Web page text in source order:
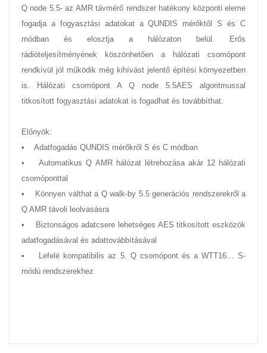
Q node 5.5- az AMR távmérő rendszer hatékony központi eleme
fogadja a fogyasztási adatokat a QUNDIS mérőktől S és C
módban és elosztja a hálózaton belül. Erős
rádióteljesítményének köszönhetően a hálózati csomópont
rendkívül jól működik még kihívást jelentő építési környezetben
is. Hálózati csomópont A Q node 5.5AES algoritmussal
titkosított fogyasztási adatokat is fogadhat és továbbíthat.
Előnyök:
• Adatfogadás QUNDIS mérőkről S és C módban
• Automatikus Q AMR hálózat létrehozása akár 12 hálózati
csomóponttal
• Könnyen válthat a Q walk-by 5.5 generációs rendszerekről a
Q AMR távoli leolvasásra
• Biztonságos adatcsere lehetséges AES titkosított eszközök
adatfogadásával és adattovábbításával
• Lefelé kompatibilis az 5. Q csomópont és a WTT16… S-
módú rendszerekhez